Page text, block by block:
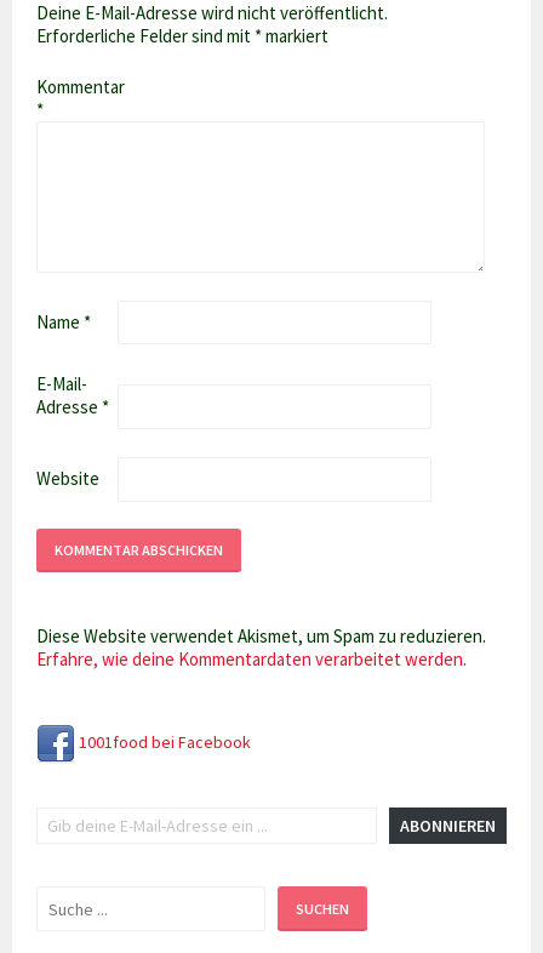
Deine E-Mail-Adresse wird nicht veröffentlicht.
Erforderliche Felder sind mit *markiert
Kommentar
*
Name *
E-Mail-
Adresse *
Website
Diese Website verwendet Akismet, um Spam zu reduzieren.
Erfahre, wie deine Kommentardaten verarbeitet werden.
1001food bei Facebook
ABONNIEREN
Suchen SUCHEN